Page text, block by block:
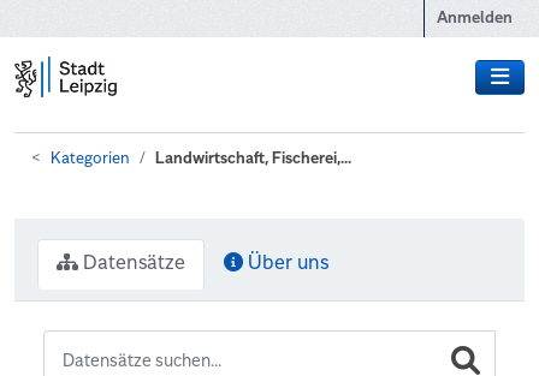
Anmelden
Kategorien Landwirtschaft, Fischerei,...
Datensätze Über uns